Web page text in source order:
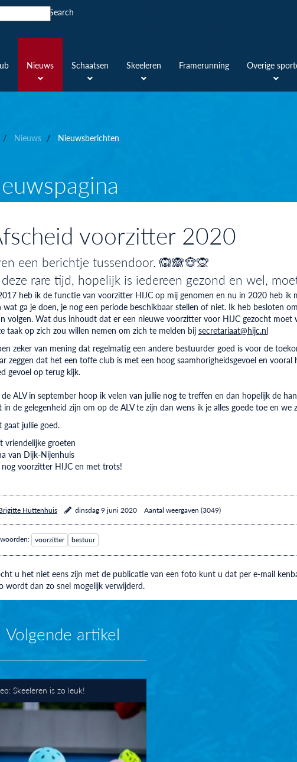
Search
Nieuws Schaatsen Skeeleren Framerunning Overige
Nieuws Nieuwsberichten
voorzitter 2020
een berichtje tussendoor. 🙉🙈🐵🙊
rare tijd, hopelijk is iedereen gezond en wel,
heb ik de functie van voorzitter HIJC op mij genomen en nu in 2020 heb
wat ga je doen, je nog een periode beschikbaar stellen of niet. Ik heb besloten
volgen. Wat dus inhoudt dat er een nieuwe voorzitter voor HIJC gezocht
taak op zich zou willen nemen om zich te melden bij secretariaat@hijc.nl
zeker van mening dat regelmatig een andere bestuurder goed is voor de
zeggen dat het een toffe club is met een hoog saamhorigheidsgevoel en
gevoel op terug kijk.
ALV in september hoop ik velen van jullie nog te treffen en dan hopelijk de
in de gelegenheid zijn om op de ALV te zijn dan wens ik je alles goede toe en we
gaat jullie goed.
vriendelijke groeten
van Dijk-Nijenhuis
voorzitter HIJC en met trots!
Huttenhuis dinsdag 9 juni 2020 Aantal weergaven (3049)
voorzitter bestuur
u het niet eens zijn met de publicatie van een foto kunt u dat per e-mail
wordt dan zo snel mogelijk verwijderd.
Volgende artikel
Skeeleren is zo leuk!